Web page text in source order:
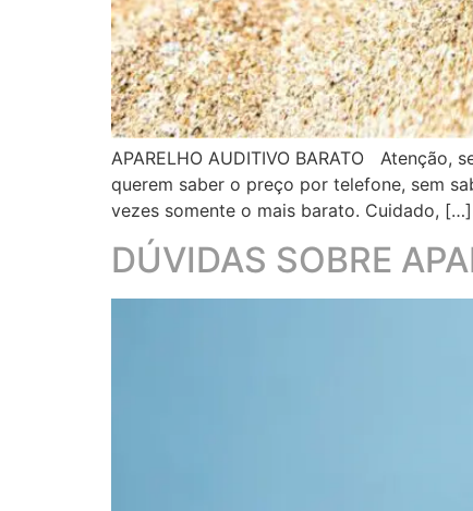
APARELHO AUDITIVO BARATO
querem saber o preço por telefone, sem
vezes somente o mais barato. Cuidado, […]
DÚVIDAS SOBRE